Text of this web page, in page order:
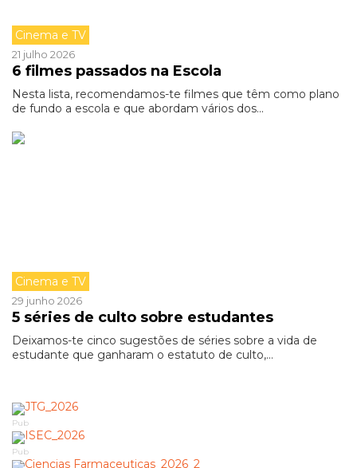
Cinema e TV
21 julho 2026
6 filmes passados na Escola
Nesta lista, recomendamos-te filmes que têm como plano
de fundo a escola e que abordam vários dos...
Cinema e TV
29 junho 2026
5 séries de culto sobre estudantes
Deixamos-te cinco sugestões de séries sobre a vida de
estudante que ganharam o estatuto de culto,...
Pub
Pub